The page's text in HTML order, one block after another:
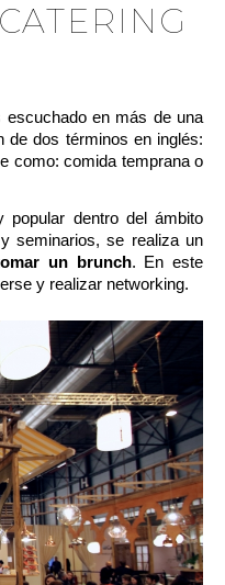
en más de una
de dos términos en inglés:
como: comida temprana o
dentro del ámbito
seminarios, se realiza un
un brunch. En este
y realizar networking.